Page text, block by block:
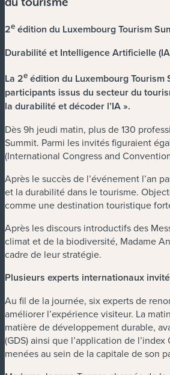
2e édition du Luxembourg Tourism
Durabilité et Intelligence Artificielle
La 2e édition du Luxembourg Tourism
participants issus du secteur du
la durabilité et décoder l’IA ».
Dès 9h jeudi matin, plus de 130
Summit. Parmi les invités figuraient
(International Congress and
Après le succès de l’événement l’an
et la durabilité dans le tourisme.
comme une destination touristique
Après les discours introductifs des
climat et de la biodiversité, Madame
cadre de leur stratégie.
Plusieurs experts internationaux
Au fil de la journée, six experts de
améliorer l’expérience visiteur. La
matière de développement durable,
(GDS) ainsi que l’application de
menées au sein de la capitale de son